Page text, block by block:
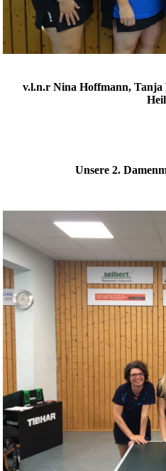
v.l.n.r Nina Hoffmann,
Unsere 2.